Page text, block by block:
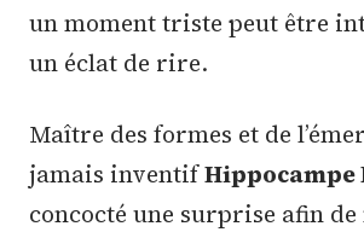
un moment triste peut être
un éclat de rire.
Maître des formes et de
jamais inventifHippocampe
concocté une surprise afin de